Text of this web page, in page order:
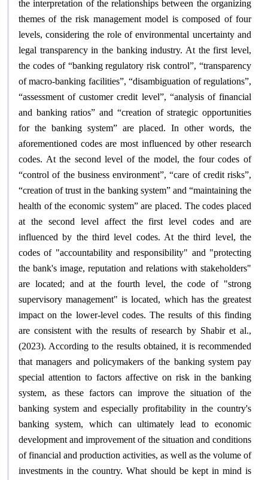
the interpretation of the relationships between the organizing
themes of the risk management model is composed of four
levels, considering the role of environmental uncertainty and
legal transparency in the banking industry. At the first level,
the codes of “banking regulatory risk control”, “transparency
of macro-banking facilities”, “disambiguation of regulations”,
“assessment of customer credit level”, “analysis of financial
and banking ratios” and “creation of strategic opportunities
for the banking system” are placed. In other words, the
aforementioned codes are most influenced by other research
codes. At the second level of the model, the four codes of
“control of the business environment”, “care of credit risks”,
“creation of trust in the banking system” and “maintaining the
health of the economic system” are placed. The codes placed
at the second level affect the first level codes and are
influenced by the third level codes. At the third level, the
codes of "accountability and responsibility" and "protecting
the bank's image, reputation and relations with stakeholders"
are located; and at the fourth level, the code of "strong
supervisory management" is located, which has the greatest
impact on the lower-level codes. The results of this finding
are consistent with the results of research by Shabir et al.,
(2023). According to the results obtained, it is recommended
that managers and policymakers of the banking system pay
special attention to factors affective on risk in the banking
system, as these factors can improve the situation of the
banking system and especially profitability in the country's
banking system, which can ultimately lead to economic
development and improvement of the situation and conditions
of financial and production activities, as well as the volume of
investments in the country. What should be kept in mind is